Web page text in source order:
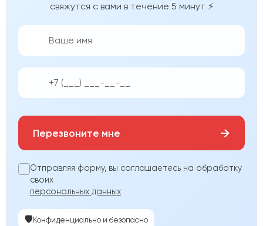
свяжутся с вами в течение 5 минут ⚡
Перезвоните мне →
Отправляя форму, вы соглашаетесь на обработку
своих
персональных данных
🛡️Конфиденциально и безопасно